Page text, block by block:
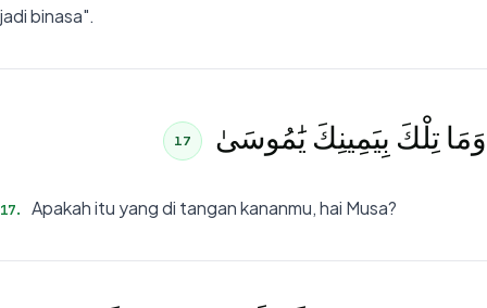
jadi binasa".
وَمَا تِلْكَ بِيَمِينِكَ يَٰمُوسَىٰ 17
17. Apakah itu yang di tangan kananmu, hai Musa?